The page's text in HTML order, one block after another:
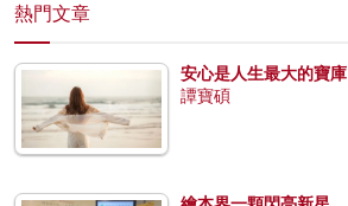
熱門文章
安心是人生最大的寶庫
譚寶碩